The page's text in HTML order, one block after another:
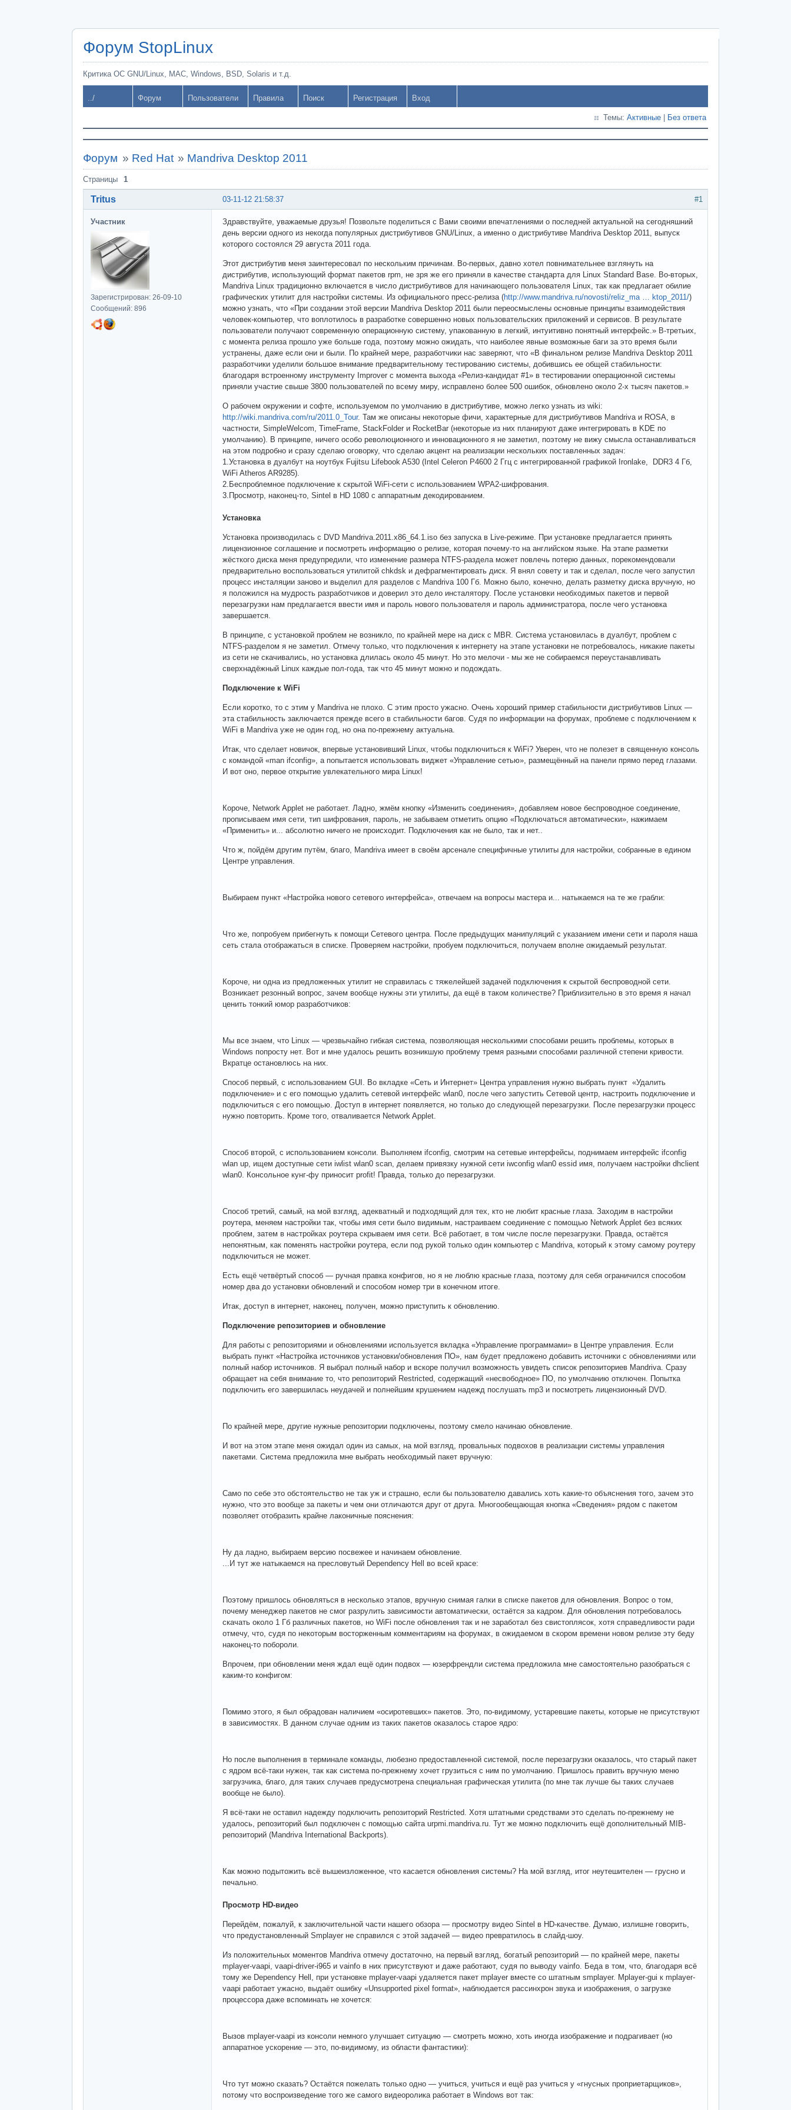
Форум StopLinux
Критика ОС GNU/Linux, MAC, Windows, BSD, Solaris и т.д.
../ Форум Пользователи Правила Поиск Регистрация Вход
Темы: Активные Без ответа
Форум » Red Hat » Mandriva Desktop 2011
Страницы 1
#1
03-11-12 21:58:37
Tritus
Участник
Зарегистрирован: 26-09-10
Сообщений: 896
Здравствуйте, уважаемые друзья! Позвольте поделиться с Вами своими впечатлениями о последней актуальной на сегодняшний
день версии одного из некогда популярных дистрибутивов GNU/Linux, а именно о дистрибутиве Mandriva Desktop 2011, выпуск
которого состоялся 29 августа 2011 года.
Этот дистрибутив меня заинтересовал по нескольким причинам. Во-первых, давно хотел повнимательнее взглянуть на
дистрибутив, использующий формат пакетов rpm, не зря же его приняли в качестве стандарта для Linux Standard Base. Во-вторых,
Mandriva Linux традиционно включается в число дистрибутивов для начинающего пользователя Linux, так как предлагает обилие
графических утилит для настройки системы. Из официального пресс-релиза (http://www.mandriva.ru/novosti/reliz_ma … ktop_2011/)
можно узнать, что «При создании этой версии Mandriva Desktop 2011 были переосмыслены основные принципы взаимодействия
человек-компьютер, что воплотилось в разработке совершенно новых пользовательских приложений и сервисов. В результате
пользователи получают современную операционную систему, упакованную в легкий, интуитивно понятный интерфейс.» В-третьих,
с момента релиза прошло уже больше года, поэтому можно ожидать, что наиболее явные возможные баги за это время были
устранены, даже если они и были. По крайней мере, разработчики нас заверяют, что «В финальном релизе Mandriva Desktop 2011
разработчики уделили большое внимание предварительному тестированию системы, добившись ее общей стабильности:
благодаря встроенному инструменту Improver с момента выхода «Релиз-кандидат #1» в тестировании операционной системы
приняли участие свыше 3800 пользователей по всему миру, исправлено более 500 ошибок, обновлено около 2-х тысяч пакетов.»
О рабочем окружении и софте, используемом по умолчанию в дистрибутиве, можно легко узнать из wiki:
http://wiki.mandriva.com/ru/2011.0_Tour. Там же описаны некоторые фичи, характерные для дистрибутивов Mandriva и ROSA, в
частности, SimpleWelcom, TimeFrame, StackFolder и RocketBar (некоторые из них планируют даже интегрировать в KDE по
умолчанию). В принципе, ничего особо революционного и инновационного я не заметил, поэтому не вижу смысла останавливаться
на этом подробно и сразу сделаю оговорку, что сделаю акцент на реализации нескольких поставленных задач:
1.Установка в дуалбут на ноутбук Fujitsu Lifebook A530 (Intel Celeron P4600 2 Ггц с интегрированной графикой Ironlake, DDR3 4 Гб,
WiFi Atheros AR9285).
2.Беспроблемное подключение к скрытой WiFi-сети с использованием WPA2-шифрования.
3.Просмотр, наконец-то, Sintel в HD 1080 с аппаратным декодированием.
Установка
Установка производилась с DVD Mandriva.2011.x86_64.1.iso без запуска в Live-режиме. При установке предлагается принять
лицензионное соглашение и посмотреть информацию о релизе, которая почему-то на английском языке. На этапе разметки
жёсткого диска меня предупредили, что изменение размера NTFS-раздела может повлечь потерю данных, порекомендовали
предварительно воспользоваться утилитой chkdsk и дефрагментировать диск. Я внял совету и так и сделал, после чего запустил
процесс инсталяции заново и выделил для разделов с Mandriva 100 Гб. Можно было, конечно, делать разметку диска вручную, но
я положился на мудрость разработчиков и доверил это дело инсталятору. После установки необходимых пакетов и первой
перезагрузки нам предлагается ввести имя и пароль нового пользователя и пароль администратора, после чего установка
завершается.
В принципе, с установкой проблем не возникло, по крайней мере на диск с MBR. Система установилась в дуалбут, проблем с
NTFS-разделом я не заметил. Отмечу только, что подключения к интернету на этапе установки не потребовалось, никакие пакеты
из сети не скачивались, но установка длилась около 45 минут. Но это мелочи - мы же не собираемся переустанавливать
сверхнадёжный Linux каждые пол-года, так что 45 минут можно и подождать.
Подключение к WiFi
Если коротко, то с этим у Mandriva не плохо. С этим просто ужасно. Очень хороший пример стабильности дистрибутивов Linux —
эта стабильность заключается прежде всего в стабильности багов. Судя по информации на форумах, проблеме с подключением к
WiFi в Mandriva уже не один год, но она по-прежнему актуальна.
Итак, что сделает новичок, впервые установивший Linux, чтобы подключиться к WiFi? Уверен, что не полезет в священную консоль
с командой «man ifconfig», а попытается использовать виджет «Управление сетью», размещённый на панели прямо перед глазами.
И вот оно, первое открытие увлекательного мира Linux!
Короче, Network Applet не работает. Ладно, жмём кнопку «Изменить соединения», добавляем новое беспроводное соединение,
прописываем имя сети, тип шифрования, пароль, не забываем отметить опцию «Подключаться автоматически», нажимаем
«Применить» и... абсолютно ничего не происходит. Подключения как не было, так и нет..
Что ж, пойдём другим путём, благо, Mandriva имеет в своём арсенале специфичные утилиты для настройки, собранные в едином
Центре управления.
Выбираем пункт «Настройка нового сетевого интерфейса», отвечаем на вопросы мастера и... натыкаемся на те же грабли:
Что же, попробуем прибегнуть к помощи Сетевого центра. После предыдущих манипуляций с указанием имени сети и пароля наша
сеть стала отображаться в списке. Проверяем настройки, пробуем подключиться, получаем вполне ожидаемый результат.
Короче, ни одна из предложенных утилит не справилась с тяжелейшей задачей подключения к скрытой беспроводной сети.
Возникает резонный вопрос, зачем вообще нужны эти утилиты, да ещё в таком количестве? Приблизительно в это время я начал
ценить тонкий юмор разработчиков:
Мы все знаем, что Linux — чрезвычайно гибкая система, позволяющая несколькими способами решить проблемы, которых в
Windows попросту нет. Вот и мне удалось решить возникшую проблему тремя разными способами различной степени кривости.
Вкратце остановлюсь на них.
Способ первый, с использованием GUI. Во вкладке «Сеть и Интернет» Центра управления нужно выбрать пункт «Удалить
подключение» и с его помощью удалить сетевой интерфейс wlan0, после чего запустить Сетевой центр, настроить подключение и
подключиться с его помощью. Доступ в интернет появляется, но только до следующей перезагрузки. После перезагрузки процесс
нужно повторить. Кроме того, отваливается Network Applet.
Способ второй, с использованием консоли. Выполняем ifconfig, смотрим на сетевые интерфейсы, поднимаем интерфейс ifconfig
wlan up, ищем доступные сети iwlist wlan0 scan, делаем привязку нужной сети iwconfig wlan0 essid имя, получаем настройки dhclient
wlan0. Консольное кунг-фу приносит рrofit! Правда, только до перезагрузки.
Способ третий, самый, на мой взгляд, адекватный и подходящий для тех, кто не любит красные глаза. Заходим в настройки
роутера, меняем настройки так, чтобы имя сети было видимым, настраиваем соединение с помощью Network Applet без всяких
проблем, затем в настройках роутера скрываем имя сети. Всё работает, в том числе после перезагрузки. Правда, остаётся
непонятным, как поменять настройки роутера, если под рукой только один компьютер с Mandriva, который к этому самому роутеру
подключиться не может.
Есть ещё четвёртый способ — ручная правка конфигов, но я не люблю красные глаза, поэтому для себя ограничился способом
номер два до установки обновлений и способом номер три в конечном итоге.
Итак, доступ в интернет, наконец, получен, можно приступить к обновлению.
Подключение репозиториев и обновление
Для работы с репозиториями и обновлениями используется вкладка «Управление программами» в Центре управления. Если
выбрать пункт «Настройка источников установки/обновления ПО», нам будет предложено добавить источники с обновлениями или
полный набор источников. Я выбрал полный набор и вскоре получил возможность увидеть список репозиториев Mandriva. Сразу
обращает на себя внимание то, что репозиторий Restricted, содержащий «несвободное» ПО, по умолчанию отключен. Попытка
подключить его завершилась неудачей и полнейшим крушением надежд послушать mp3 и посмотреть лицензионный DVD.
По крайней мере, другие нужные репозитории подключены, поэтому смело начинаю обновление.
И вот на этом этапе меня ожидал один из самых, на мой взгляд, провальных подвохов в реализации системы управления
пакетами. Система предложила мне выбрать необходимый пакет вручную:
Само по себе это обстоятельство не так уж и страшно, если бы пользователю давались хоть какие-то объяснения того, зачем это
нужно, что это вообще за пакеты и чем они отличаются друг от друга. Многообещающая кнопка «Сведения» рядом с пакетом
позволяет отобразить крайне лаконичные пояснения:
Ну да ладно, выбираем версию посвежее и начинаем обновление.
...И тут же натыкаемся на пресловутый Dependency Hell во всей красе:
Поэтому пришлось обновляться в несколько этапов, вручную снимая галки в списке пакетов для обновления. Вопрос о том,
почему менеджер пакетов не смог разрулить зависимости автоматически, остаётся за кадром. Для обновления потребовалось
скачать около 1 Гб различных пакетов, но WiFi после обновления так и не заработал без свистоплясок, хотя справедливости ради
отмечу, что, судя по некоторым восторженным комментариям на форумах, в ожидаемом в скором времени новом релизе эту беду
наконец-то побороли.
Впрочем, при обновлении меня ждал ещё один подвох — юзерфрендли система предложила мне самостоятельно разобраться с
каким-то конфигом:
Помимо этого, я был обрадован наличием «осиротевших» пакетов. Это, по-видимому, устаревшие пакеты, которые не присутствуют
в зависимостях. В данном случае одним из таких пакетов оказалось старое ядро:
Но после выполнения в терминале команды, любезно предоставленной системой, после перезагрузки оказалось, что старый пакет
с ядром всё-таки нужен, так как система по-прежнему хочет грузиться с ним по умолчанию. Пришлось править вручную меню
загрузчика, благо, для таких случаев предусмотрена специальная графическая утилита (по мне так лучше бы таких случаев
вообще не было).
Я всё-таки не оставил надежду подключить репозиторий Restricted. Хотя штатными средствами это сделать по-прежнему не
удалось, репозиторий был подключен с помощью сайта urpmi.mandriva.ru. Тут же можно подключить ещё дополнительный MIB-
репозиторий (Mandriva International Backports).
Как можно подытожить всё вышеизложенное, что касается обновления системы? На мой взгляд, итог неутешителен — грусно и
печально.
Просмотр HD-видео
Перейдём, пожалуй, к заключительной части нашего обзора — просмотру видео Sintel в HD-качестве. Думаю, излишне говорить,
что предустановленный Smplayer не справился с этой задачей — видео превратилось в слайд-шоу.
Из положительных моментов Mandriva отмечу достаточно, на первый взгляд, богатый репозиторий — по крайней мере, пакеты
mplayer-vaapi, vaapi-driver-i965 и vainfo в них присутствуют и даже работают, судя по выводу vainfo. Беда в том, что, благодаря всё
тому же Dependency Hell, при установке mplayer-vaapi удаляется пакет mplayer вместе со штатным smplayer. Mplayer-gui к mplayer-
vaapi работает ужасно, выдаёт ошибку «Unsupported pixel format», наблюдается рассинхрон звука и изображения, о загрузке
процессора даже вспоминать не хочется:
Вызов mplayer-vaapi из консоли немного улучшает ситуацию — смотреть можно, хоть иногда изображение и подрагивает (но
аппаратное ускорение — это, по-видимому, из области фантастики):
Что тут можно сказать? Остаётся пожелать только одно — учиться, учиться и ещё раз учиться у «гнусных проприетарщиков»,
потому что воспроизведение того же самого видеоролика работает в Windows вот так: